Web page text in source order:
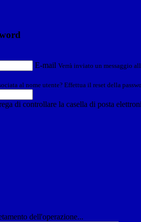
E-mail Verrà inviato un messaggio
al nome utente? Effettua il reset della
di controllare la casella di posta
dell'operazione...